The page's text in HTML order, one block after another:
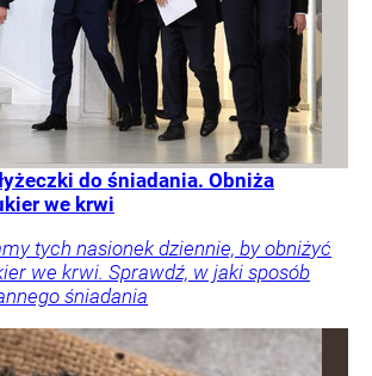
do śniadania. Obniża
we krwi
tych nasionek dziennie, by obniżyć
we krwi. Sprawdź, w jaki sposób
śniadania